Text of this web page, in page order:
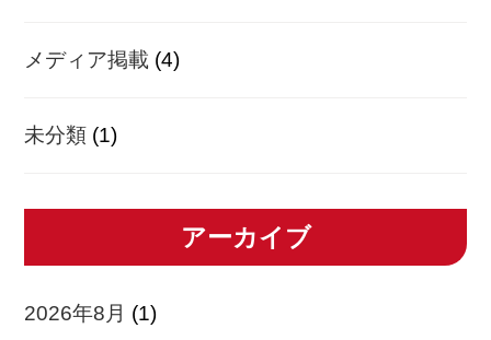
メディア掲載 (4)
未分類 (1)
アーカイブ
2026年8月 (1)